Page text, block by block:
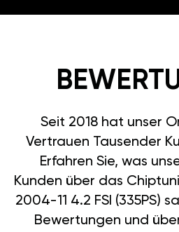
Seit 2018 hat unser
Vertrauen Tausender
Erfahren Sie, was
Kunden über das
2004-11 4.2 FSI (335PS)
Bewertungen und